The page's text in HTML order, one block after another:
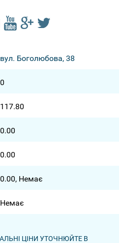
вул. Боголюбова, 38
0
117.80
0.00
0.00
0.00, Немає
Немає
ЦІНИ УТОЧНЮЙТЕ В